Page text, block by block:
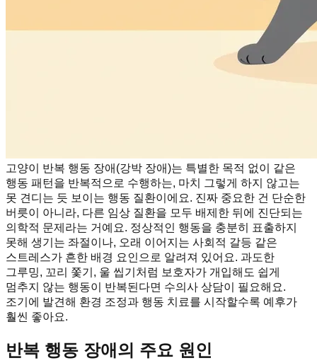
고양이 반복 행동 장애(강박 장애)는 특별한 목적 없이 같은
행동 패턴을 반복적으로 수행하는, 마치 그렇게 하지 않고는
못 견디는 듯 보이는 행동 질환이에요. 진짜 중요한 건 단순한
버릇이 아니라, 다른 임상 질환을 모두 배제한 뒤에 진단되는
의학적 문제라는 거예요. 정상적인 행동을 충분히 표출하지
못해 생기는 좌절이나, 오래 이어지는 사회적 갈등 같은
스트레스가 흔한 배경 요인으로 알려져 있어요. 과도한
그루밍, 꼬리 쫓기, 울 씹기처럼 보호자가 개입해도 쉽게
멈추지 않는 행동이 반복된다면 수의사 상담이 필요해요.
조기에 발견해 환경 조정과 행동 치료를 시작할수록 예후가
훨씬 좋아요.
반복 행동 장애의 주요 원인